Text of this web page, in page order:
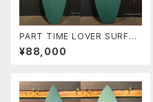
PART TIME LOVER SURFB
OARDS 『THE NEIGHBOR』
6’2” HP SHORT
¥88,000